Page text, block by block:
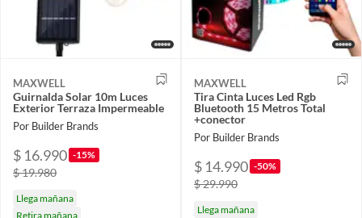
MAXWELL
Guirnalda Solar 10m Luces
Exterior Terraza Impermeable
Por Builder Brands
$ 16.990 -15%
$ 19.980
Llega mañana
Retira mañana
MAXWELL
Tira Cinta Luces Led Rgb
Bluetooth 15 Metros Total
+conector
Por Builder Brands
$ 14.990 -50%
$ 29.990
Llega mañana